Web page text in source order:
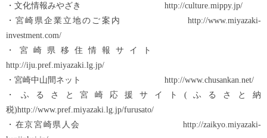
・文化情報みやざき http://culture.mippy.jp/
・宮崎県企業立地のご案内 http://www.miyazaki-
investment.com/
・宮崎県移住情報サイト
http://iju.pref.miyazaki.lg.jp/
・宮崎中山間ネット http://www.chusankan.net/
・ふるさと宮崎応援サイト(ふるさと納
税)http://www.pref.miyazaki.lg.jp/furusato/
・在京宮崎県人会 http://zaikyo.miyazaki-